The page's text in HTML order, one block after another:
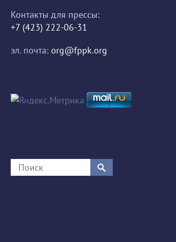
Контакты для прессы:
+7 (423) 222-06-31
эл. почта:org@fppk.org